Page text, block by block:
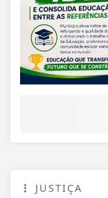
JUSTIÇA